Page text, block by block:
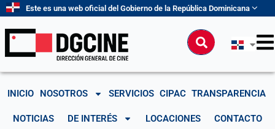
contenido
Este es una web oficial del Gobierno de la República Dominicana
Buscar
INICIO NOSOTROS SERVICIOS CIPAC TRANSPARENCIA
NOTICIAS DE INTERÉS LOCACIONES CONTACTO